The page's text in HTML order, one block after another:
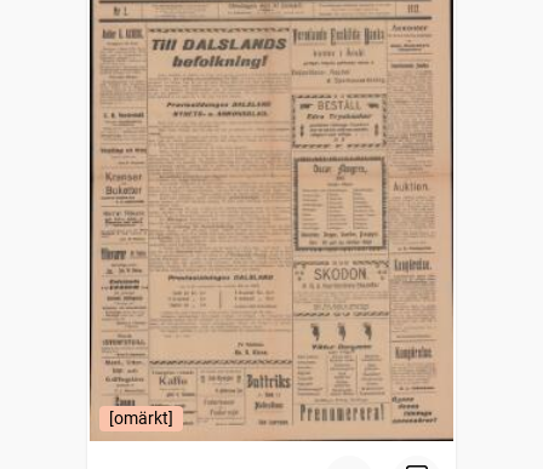
[omärkt]